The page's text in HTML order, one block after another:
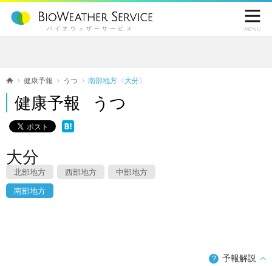
バイオウェザーサービス

Menu
健康予報 うつ 南部地方〈大分〉
健康予報 うつ
大分
北部地方 西部地方 中部地方
南部地方
？ 予報解説